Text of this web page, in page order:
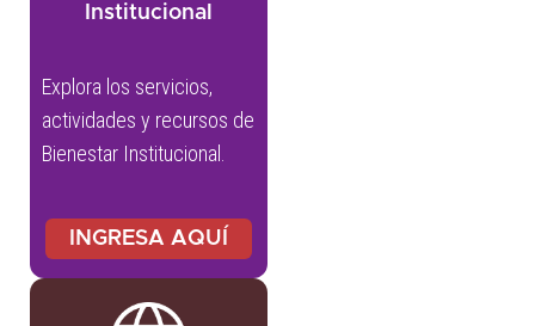
Institucional
Explora los servicios,
actividades y recursos de
Bienestar Institucional.
INGRESA AQUÍ